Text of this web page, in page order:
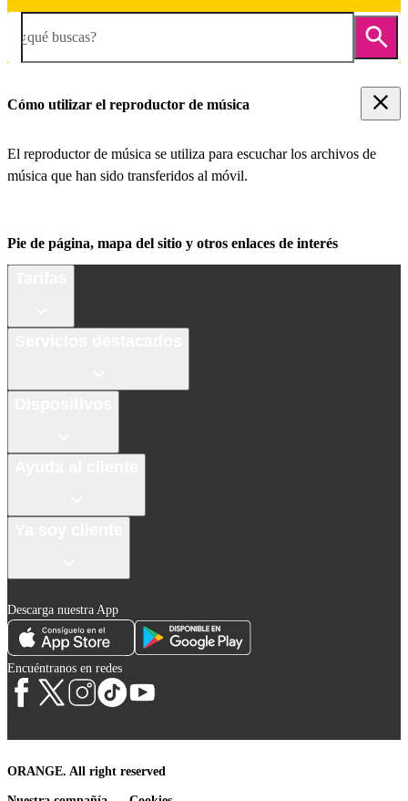
¿qué buscas?
Cómo utilizar el reproductor de música
El reproductor de música se utiliza para escuchar los archivos de
música que han sido transferidos al móvil.
Pie de página, mapa del sitio y otros enlaces de interés
Descarga nuestra App
Encuéntranos en redes
ORANGE. All right reserved